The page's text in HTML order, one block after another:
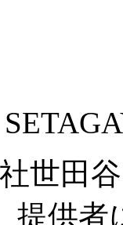
世田
提供者